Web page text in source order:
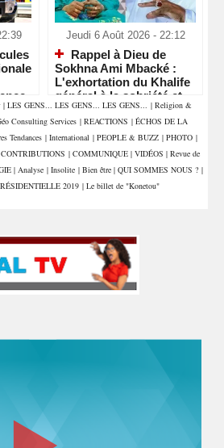
Jeudi 6 Août 2026 - 22:12
Rappel à Dieu de
Sokhna Ami Mbacké :
L'exhortation du Khalife
général à la sobriété et
aux invocations
| LES GENS... LES GENS... LES GENS... | Religion &
Consulting Services | REACTIONS | ÉCHOS DE LA
Tendances | International | PEOPLE & BUZZ | PHOTO |
CONTRIBUTIONS | COMMUNIQUE | VIDÉOS | Revue de
| Analyse | Insolite | Bien être | QUI SOMMES NOUS ? |
2019 | Le billet de "Konetou"